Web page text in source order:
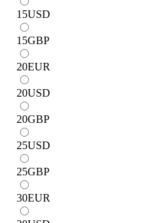
15USD
15GBP
20EUR
20USD
20GBP
25USD
25GBP
30EUR